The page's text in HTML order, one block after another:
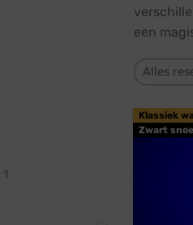
een
Alles
Klassiek
Zwart